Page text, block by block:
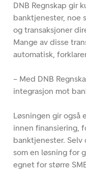
DNB Regnskap gir
banktjenester, noe
og transaksjoner
Mange av disse
automatisk,
– Med DNB
integrasjon mot
Løsningen gir også
innen finansiering,
banktjenester.
som en løsning for
egnet for større